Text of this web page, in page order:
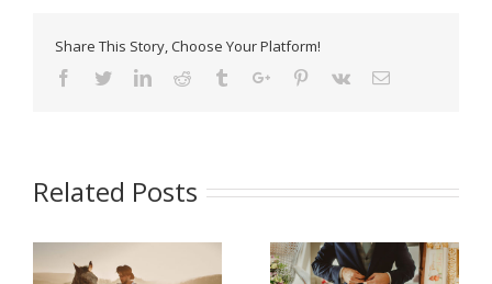
Share This Story, Choose Your Platform!
Facebook
TwitterLinkedinReddit TumblrGoogle+Pinterest
Vk Email
Related Posts